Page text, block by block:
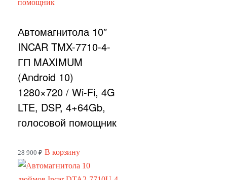
Автомагнитола 10″
INCAR TMX-7710-4-
ГП MAXIMUM
(Android 10)
1280×720 / Wi-Fi, 4G
LTE, DSP, 4+64Gb,
голосовой помощник
28 900 ₽ В корзину